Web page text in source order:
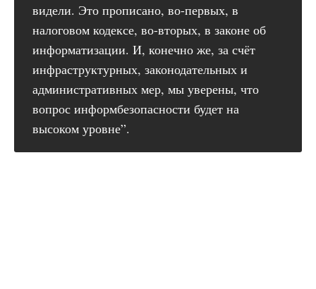
видели. Это прописано, во-первых, в
налоговом кодексе, во-вторых, в законе об
информатизации. И, конечно же, за счёт
инфраструктурных, законодательных и
административных мер, мы уверены, что
вопрос информбезопасности будет на
высоком уровне”.